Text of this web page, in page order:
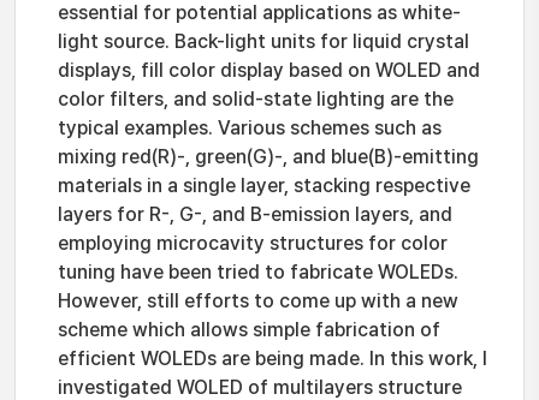
essential for potential applications as white-
light source. Back-light units for liquid crystal
displays, fill color display based on WOLED and
color filters, and solid-state lighting are the
typical examples. Various schemes such as
mixing red(R)-, green(G)-, and blue(B)-emitting
materials in a single layer, stacking respective
layers for R-, G-, and B-emission layers, and
employing microcavity structures for color
tuning have been tried to fabricate WOLEDs.
However, still efforts to come up with a new
scheme which allows simple fabrication of
efficient WOLEDs are being made. In this work, I
investigated WOLED of multilayers structure